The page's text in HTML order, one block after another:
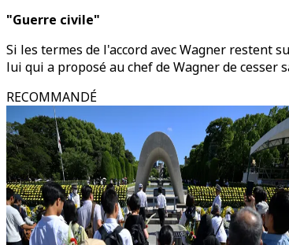
"Guerre civile"
Si les termes de l'accord avec Wagner restent
lui qui a proposé au chef de Wagner de cesser
RECOMMANDÉ